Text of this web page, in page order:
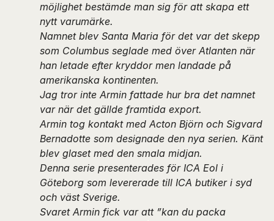
möjlighet bestämde man sig för att skapa ett
nytt varumärke.
Namnet blev Santa Maria för det var det skepp
som Columbus seglade med över Atlanten när
han letade efter kryddor men landade på
amerikanska kontinenten.
Jag tror inte Armin fattade hur bra det namnet
var när det gällde framtida export.
Armin tog kontakt med Acton Björn och Sigvard
Bernadotte som designade den nya serien. Känt
blev glaset med den smala midjan.
Denna serie presenterades för ICA Eol i
Göteborg som levererade till ICA butiker i syd
och väst Sverige.
Svaret Armin fick var att ”kan du packa